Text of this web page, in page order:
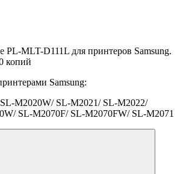
PL-MLT-D111L для принтеров Samsung.
копий
Samsung:
M2020W/ SL-M2021/ SL-M2022/
SL-M2070F/ SL-M2070FW/ SL-M2071